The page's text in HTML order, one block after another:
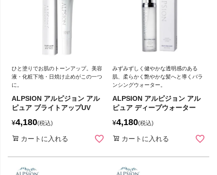
ひと塗りでお肌のトーンアップ。美容
液・化粧下地・日焼け止めがこの一つ
に。
ALPSION アルピジョン アル
ピュア ブライトアップUV
¥4,180 税込
カートに入れる
みずみずしく健やかな透明感のある
肌、柔らかく艶やかな髪へと導くバラ
ンシングウォーター。
ALPSION アルピジョン アル
ピュア ディープウォーター
¥4,180 税込
カートに入れる